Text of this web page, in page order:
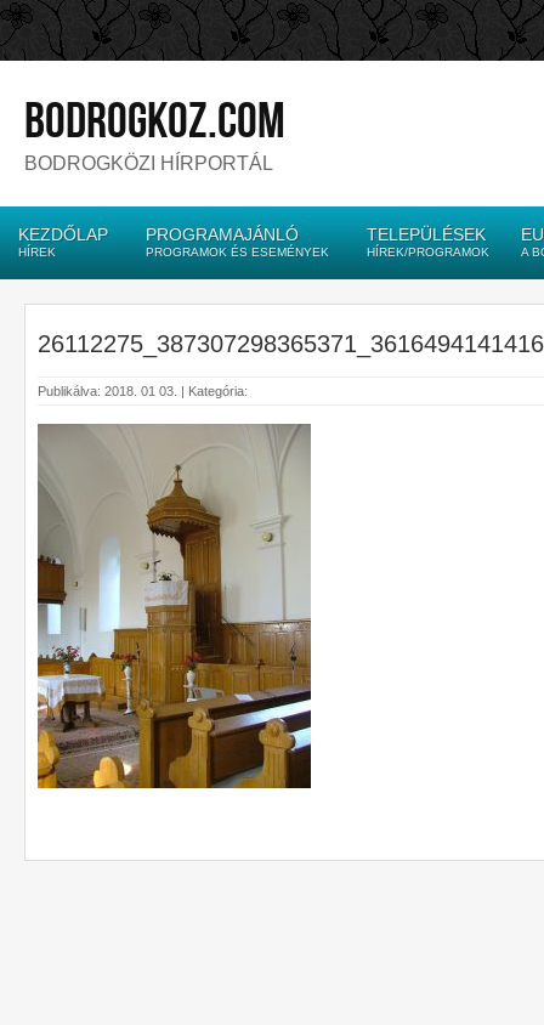
bodrogkoz.com
BODROGKÖZI HÍRPORTÁL
KEZDŐLAP
HÍREK
PROGRAMAJÁNLÓ
PROGRAMOK ÉS ESEMÉNYEK
TELEPÜLÉSEK
HÍREK/PROGRAMOK A
Publikálva: 2018. 01 03. | Kategória: